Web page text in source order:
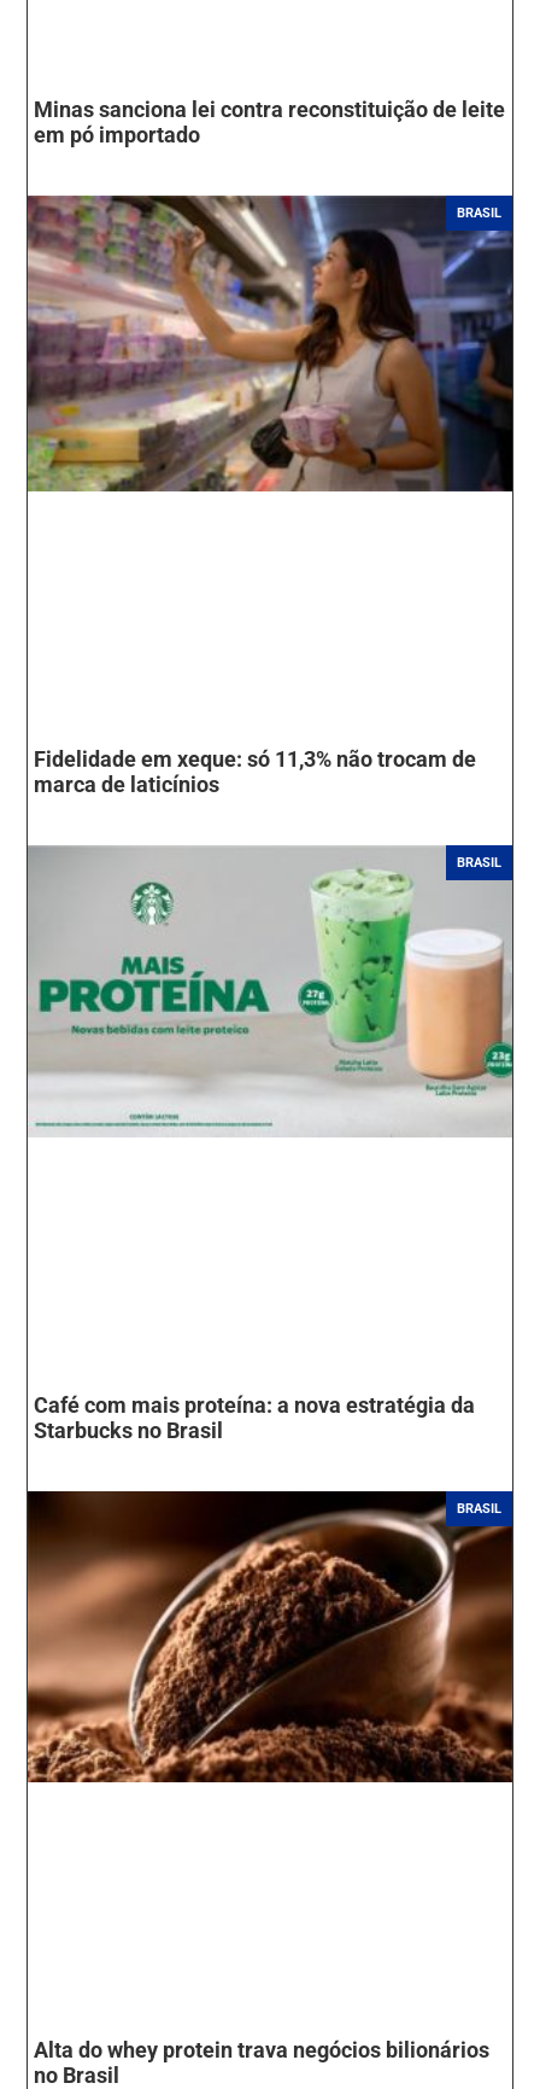
Minas sanciona lei contra reconstituição de leite
em pó importado
BRASIL
Fidelidade em xeque: só 11,3% não trocam de
marca de laticínios
BRASIL
Café com mais proteína: a nova estratégia da
Starbucks no Brasil
BRASIL
Alta do whey protein trava negócios bilionários
no Brasil